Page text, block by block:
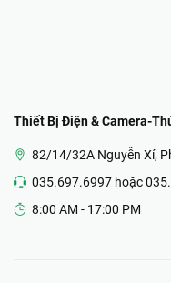
Thiết Bị Điện & Camera-
82/14/32A Nguyễn Xí,
035.697.6997 hoặc
8:00 AM - 17:00 PM